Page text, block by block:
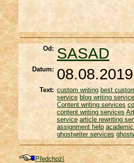
Od: SASAD
Datum: 08.08.2019
Text: custom writing best
service blog writing
Content writing services
content writing services
service article rewriting
assignment help
ghostwriter services
Předchozí